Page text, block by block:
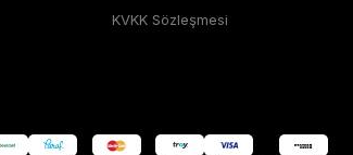
KVKK Sözleşmesi